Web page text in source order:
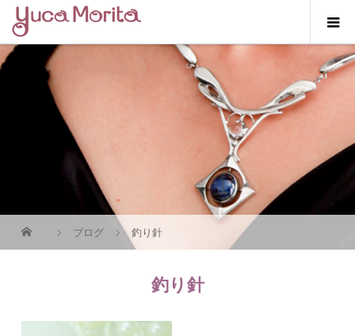
ブログ 釣り針
釣り針